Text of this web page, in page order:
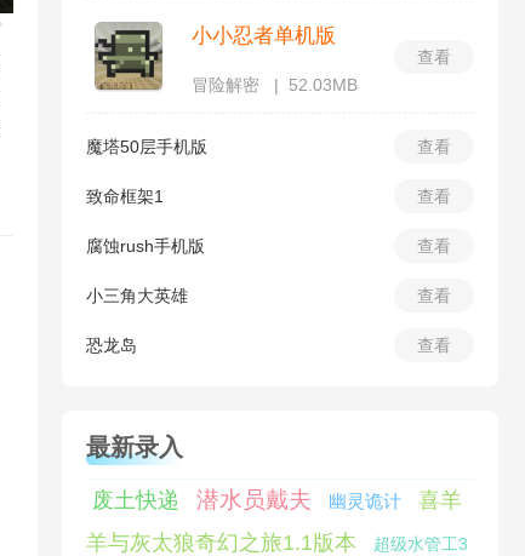
小小忍者单机版
冒险解密 52.03MB
查看
魔塔50层手机版 查看
致命框架1 查看
腐蚀rush手机版 查看
小三角大英雄 查看
恐龙岛 查看
最新录入
废土快递 潜水员戴夫 幽灵诡计
喜羊
羊与灰太狼奇幻之旅1.1版本
超级水管工3